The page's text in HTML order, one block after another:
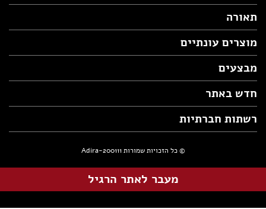
תאורה
מוצרים עונתיים
מבצעים
חדש באתר
רשתות חברתיות
© כל הזכויות שמורות Adira-200111
מעבר לאתר הרגיל